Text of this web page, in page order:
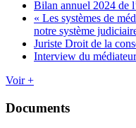
Bilan annuel 2024 de
« Les systèmes de
notre système
Juriste Droit de la
Interview du
Voir +
Documents